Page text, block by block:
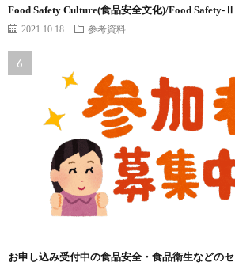
Food Safety Culture(食品安全文化)/Food
2021.10.18 参考資料
お申し込み受付中の食品安全・食品衛生などの